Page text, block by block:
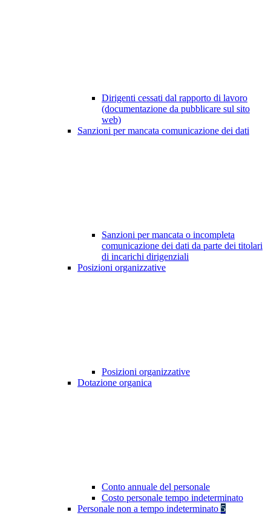
Dirigenti cessati dal rapporto di lavoro
(documentazione da pubblicare sul sito
web)
Sanzioni per mancata comunicazione dei dati
Sanzioni per mancata o incompleta
comunicazione dei dati da parte dei titolari
di incarichi dirigenziali
Posizioni organizzative
Posizioni organizzative
Dotazione organica
Conto annuale del personale
Costo personale tempo indeterminato
Personale non a tempo indeterminato 5